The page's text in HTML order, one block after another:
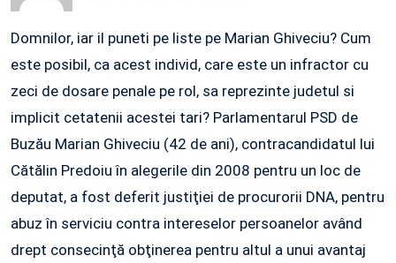
Domnilor, iar il puneti pe liste pe Marian Ghiveciu? Cum
este posibil, ca acest individ, care este un infractor cu
zeci de dosare penale pe rol, sa reprezinte judetul si
implicit cetatenii acestei tari? Parlamentarul PSD de
Buzău Marian Ghiveciu (42 de ani), contracandidatul lui
Cătălin Predoiu în alegerile din 2008 pentru un loc de
deputat, a fost deferit justiţiei de procurorii DNA, pentru
abuz în serviciu contra intereselor persoanelor având
drept consecinţă obţinerea pentru altul a unui avantaj